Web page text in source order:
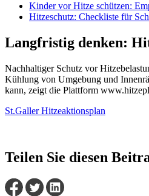
Kinder vor Hitze schützen:
Hitzeschutz: Checkliste für
Langfristig denken:
Nachhaltiger Schutz vor
Kühlung von Umgebung und
kann, zeigt die Plattform
St.Galler Hitzeaktionsplan
Teilen Sie diesen